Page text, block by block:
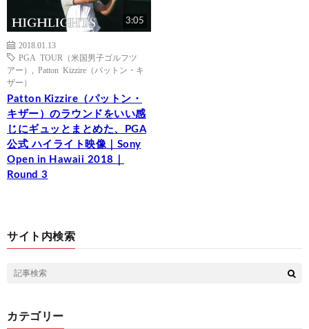
3:05
2018.01.13
PGA TOUR（米国男子ゴルフツ
アー）
Patton Kizzire（パットン・キ
ザー）
Patton Kizzire（パットン・
キザー）のラウンドをいい感
じにギュッとまとめた、PGA
公式 ハイライト映像｜Sony
Open in Hawaii 2018｜
Round 3
サイト内検索
カテゴリー